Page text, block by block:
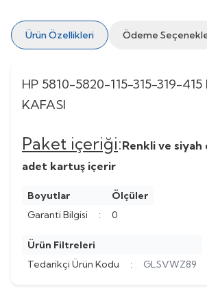
Ürün Özellikleri Ödeme
HP 5810-5820-115-315-319-415
KAFASI
Paket içeriği:Renkli ve siyah
adet kartuş içerir
Boyutlar
Ölçüler
Garanti Bilgisi
: 0
Ürün Filtreleri
Tedarikçi Ürün Kodu
: GLSVWZ89